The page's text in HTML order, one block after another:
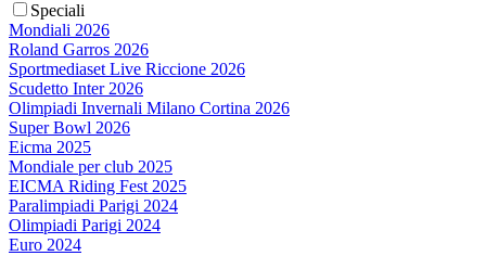
Speciali
Mondiali 2026
Roland Garros 2026
Sportmediaset Live Riccione 2026
Scudetto Inter 2026
Olimpiadi Invernali Milano Cortina 2026
Super Bowl 2026
Eicma 2025
Mondiale per club 2025
EICMA Riding Fest 2025
Paralimpiadi Parigi 2024
Olimpiadi Parigi 2024
Euro 2024